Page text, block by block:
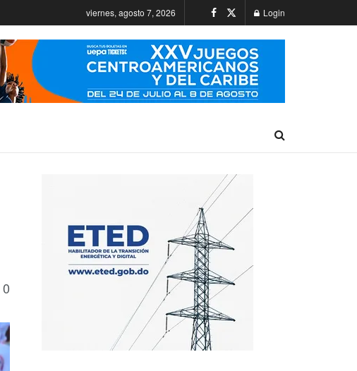
viernes, agosto 7, 2026 Login
0